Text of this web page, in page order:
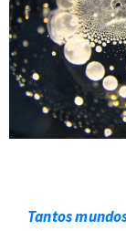
Tantos